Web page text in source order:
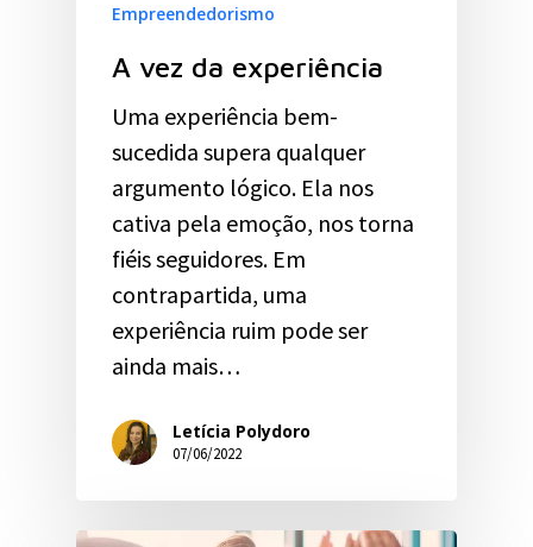
Empreendedorismo
A vez da experiência
Uma experiência bem-
sucedida supera qualquer
argumento lógico. Ela nos
cativa pela emoção, nos torna
fiéis seguidores. Em
contrapartida, uma
experiência ruim pode ser
ainda mais…
Letícia Polydoro
07/06/2022